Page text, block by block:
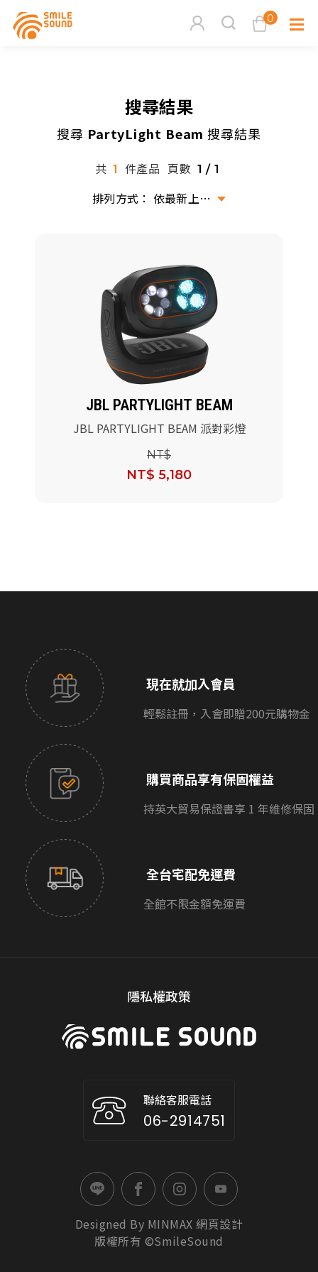
0
請選擇商品分類
搜尋
搜尋結果
搜尋 PartyLight Beam 搜尋結果
共 1 件產品 頁數 1 / 1
依最新上架排序
JBL PARTYLIGHT BEAM
JBL PARTYLIGHT BEAM 派對彩燈
NT$
NT$ 5,180
現在就加入會員
輕鬆註冊，入會即贈200元購物金
購買商品享有保固權益
持英大貿易保證書享 1 年維修保固
全台宅配免運費
全館不限金額免運費
隱私權政策
聯絡客服電話
06-2914751
Designed By MINMAX 網頁設計
版權所有 ©SmileSound